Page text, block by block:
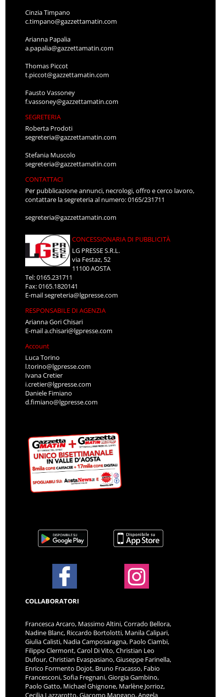
Cinzia Timpano
c.timpano@gazzettamatin.com
Arianna Papalia
a.papalia@gazzettamatin.com
Thomas Piccot
t.piccot@gazzettamatin.com
Fausto Vassoney
f.vassoney@gazzettamatin.com
SEGRETERIA
Roberta Prodoti
segreteria@gazzettamatin.com
Stefania Muscolo
segreteria@gazzettamatin.com
CONTATTACI
Per pubblicazione annunci, necrologi, offro e cerco lavoro,
contattare la segreteria al numero: 0165/231711
segreteria@gazzettamatin.com
CONCESSIONARIA DI PUBBLICITÀ
LG PRESSE S.R.L.
via Festaz, 52
11100 AOSTA
Tel: 0165.231711
Fax: 0165.1820141
E-mailsegreteria@lgpresse.com
RESPONSABILE DI AGENZIA
Arianna Gori Chisari
E-maila.chisari@lgpresse.com
Account
Luca Torino
l.torino@lgpresse.com
Ivana Cretier
i.cretier@lgpresse.com
Daniele Fimiano
d.fimiano@lgpresse.com
COLLABORATORI
Francesca Arcaro, Massimo Altini, Corrado Bellora,
Nadine Blanc, Riccardo Bortolotti, Manila Calipari,
Giulia Calisti, Nadia Camposaragna, Paolo Ciambi,
Filippo Clermont, Carol Di Vito, Christian Leo
Dufour, Christian Evaspasiano, Giuseppe Farinella,
Enrico Formento Dojot, Bruno Fracasso, Fabio
Francesconi, Sofia Fregnani, Giorgia Gambino,
Paolo Gatto, Michael Ghignone, Marlène Jorrioz,